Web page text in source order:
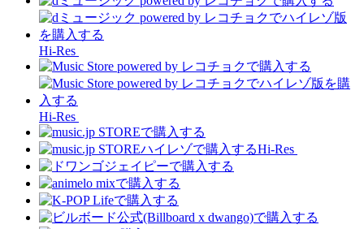
Hi-Res
Hi-Res
Hi-Res